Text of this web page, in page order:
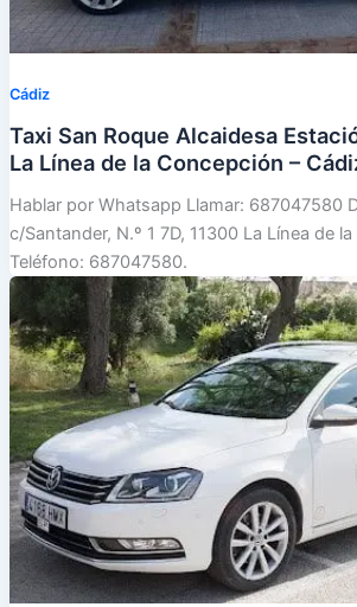
Cádiz
Taxi San Roque Alcaidesa
La Línea de la Concepción –
Hablar por Whatsapp Llamar: 687047580
c/Santander, N.º 1 7D, 11300 La Línea de
Teléfono: 687047580.